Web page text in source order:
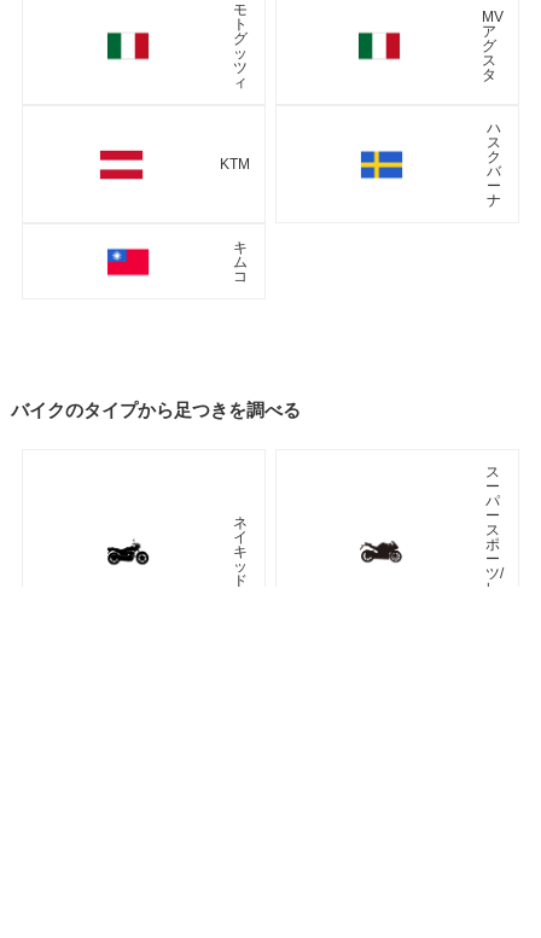
モ
ト
グ
ッ
ツ
ィ
MV
ア
グ
ス
タ
KTM
ハ
ス
ク
バ
ー
ナ
キ
ム
コ
バイクのタイプから足つきを調べる
ネ
イ
キ
ッ
ド
ス
ー
パ
ー
ス
ポ
ー
ツ/
レ